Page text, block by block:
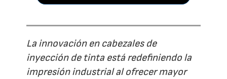
La innovación en cabezales de
inyección de tinta está redefiniendo la
impresión industrial al ofrecer mayor